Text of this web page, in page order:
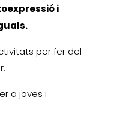
i
per fer del
a joves i